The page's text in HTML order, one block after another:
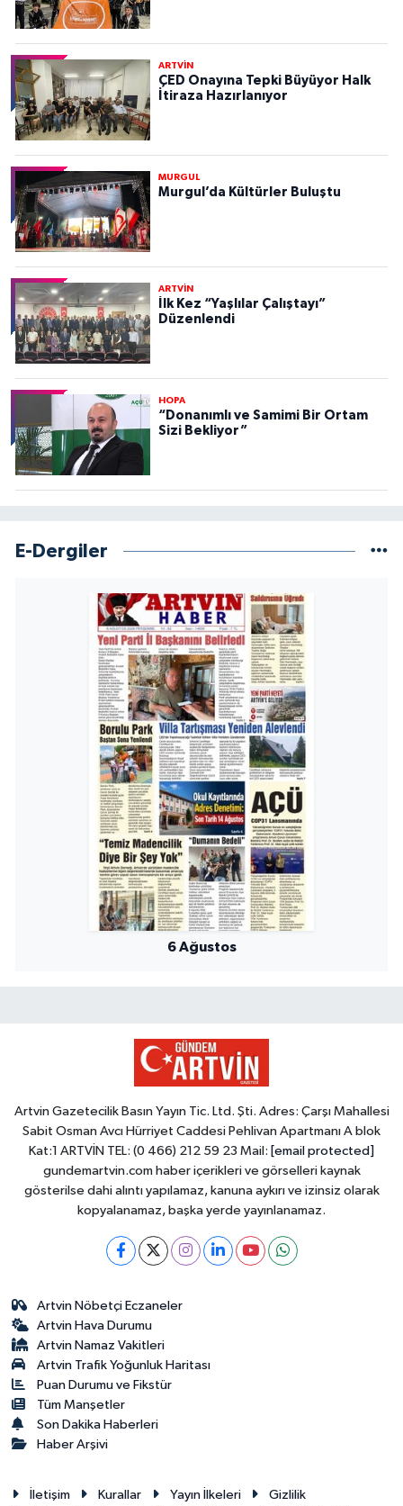
ARTVİN
ÇED Onayına Tepki Büyüyor Halk
İtiraza Hazırlanıyor
MURGUL
Murgul’da Kültürler Buluştu
ARTVİN
İlk Kez “Yaşlılar Çalıştayı”
Düzenlendi
HOPA
“Donanımlı ve Samimi Bir Ortam
Sizi Bekliyor”
E-Dergiler
6 Ağustos
Artvin Gazetecilik Basın Yayın Tic. Ltd. Şti. Adres: Çarşı Mahallesi
Sabit Osman Avcı Hürriyet Caddesi Pehlivan Apartmanı A blok
Kat:1 ARTVİN TEL: (0 466) 212 59 23 Mail: [email protected]
gundemartvin.com haber içerikleri ve görselleri kaynak
gösterilse dahi alıntı yapılamaz, kanuna aykırı ve izinsiz olarak
kopyalanamaz, başka yerde yayınlanamaz.
Artvin Nöbetçi Eczaneler
Artvin Hava Durumu
Artvin Namaz Vakitleri
Artvin Trafik Yoğunluk Haritası
Puan Durumu ve Fikstür
Tüm Manşetler
Son Dakika Haberleri
Haber Arşivi
İletişim Kurallar Yayın İlkeleri
Gizlilik